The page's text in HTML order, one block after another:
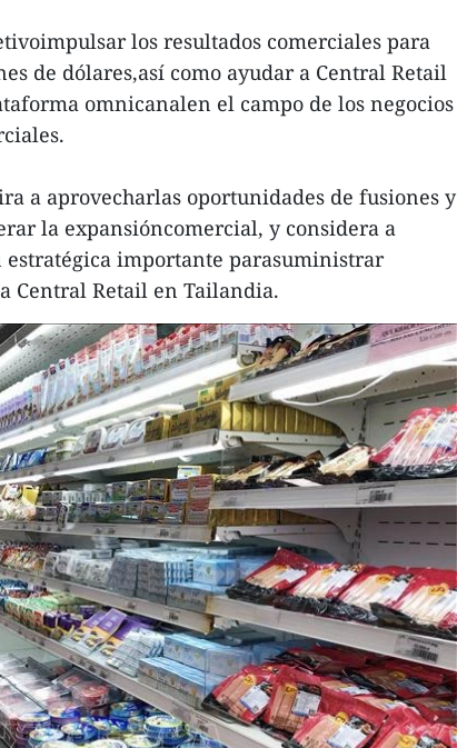
los resultados comerciales para
de dólares,así como ayudar a Central Retail
omnicanalen el campo de los negocios
a aprovecharlas oportunidades de fusiones y
la expansióncomercial, y considera a
importante parasuministrar
Central Retail en Tailandia.